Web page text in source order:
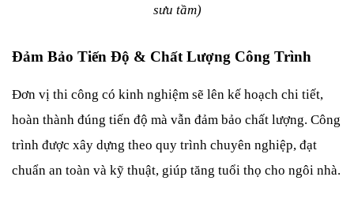
sưu tầm)
Đảm Bảo Tiến Độ & Chất Lượng Công Trình
Đơn vị thi công có kinh nghiệm sẽ lên kế hoạch chi tiết,
hoàn thành đúng tiến độ mà vẫn đảm bảo chất lượng. Công
trình được xây dựng theo quy trình chuyên nghiệp, đạt
chuẩn an toàn và kỹ thuật, giúp tăng tuổi thọ cho ngôi nhà.